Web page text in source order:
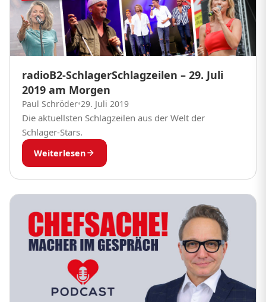
radioB2-SchlagerSchlagzeilen – 29. Juli
2019 am Morgen
Paul Schröder•29. Juli 2019
Die aktuellsten Schlagzeilen aus der Welt der
Schlager-Stars.
Weiterlesen